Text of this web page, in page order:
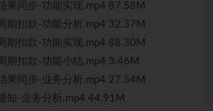
果同步-功能实现.mp4 87.58M
期扣款-功能分析.mp4 32.37M
期扣款-功能实现.mp4 88.30M
期扣款-功能小结.mp4 3.46M
果同步-业务分析.mp4 27.54M
知-业务分析.mp4 44.91M